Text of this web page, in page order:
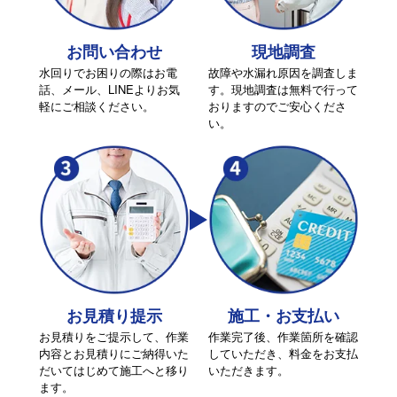
お問い合わせ
水回りでお困りの際はお電
話、メール、LINEよりお気
軽にご相談ください。
現地調査
故障や水漏れ原因を調査しま
す。現地調査は無料で行って
おりますのでご安心くださ
い。
お見積り提示
お見積りをご提示して、作業
内容とお見積りにご納得いた
だいてはじめて施工へと移り
ます。
施工・お支払い
作業完了後、作業箇所を確認
していただき、料金をお支払
いただきます。